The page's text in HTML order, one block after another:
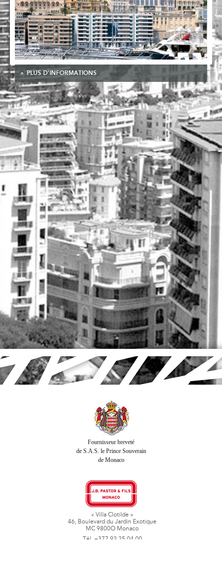
PLUS D'INFORMATIONS
Fournisseur breveté
de S.A.S. le Prince Souverain
de Monaco
« Villa Clotilde »
46, Boulevard du Jardin Exotique
MC 9800O Monaco
Tél. +377 93 25 04 00